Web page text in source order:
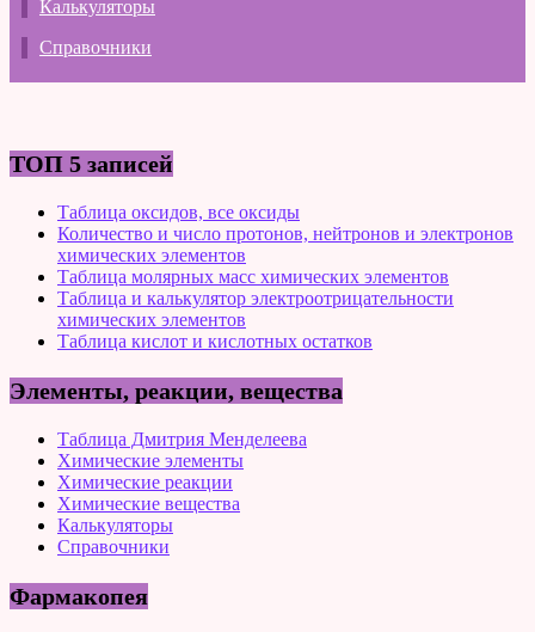
Калькуляторы
Справочники
ТОП 5 записей
Таблица оксидов, все оксиды
Количество и число протонов, нейтронов и электронов
химических элементов
Таблица молярных масс химических элементов
Таблица и калькулятор электроотрицательности
химических элементов
Таблица кислот и кислотных остатков
Элементы, реакции, вещества
Таблица Дмитрия Менделеева
Химические элементы
Химические реакции
Химические вещества
Калькуляторы
Справочники
Фармакопея